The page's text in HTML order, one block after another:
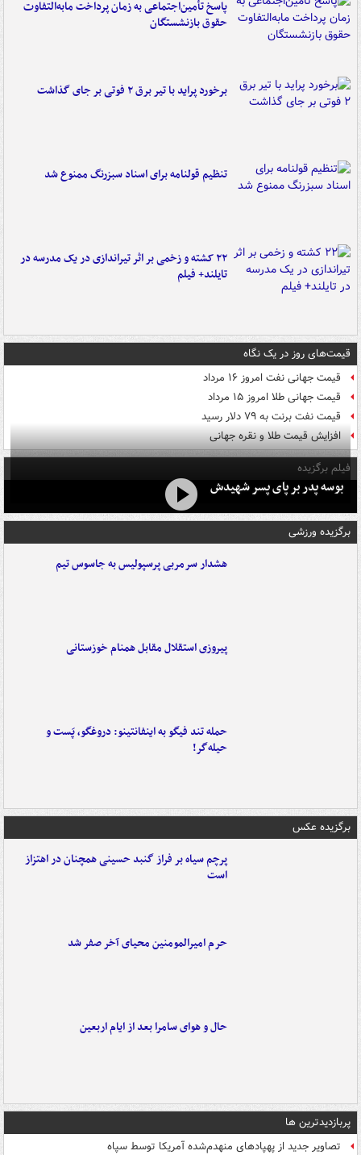
پاسخ تأمین‌اجتماعی به زمان پرداخت مابه‌التفاوت
حقوق بازنشستگان
برخورد پراید با تیر برق ۲ فوتی بر جای گذاشت
تنظیم قولنامه برای اسناد سبزرنگ ممنوع شد
۲۲ کشته و زخمی بر اثر تیراندازی در یک مدرسه در
تایلند+ فیلم
قیمت‌های روز در یک نگاه
قیمت جهانی نفت امروز ۱۶ مرداد
قیمت جهانی طلا امروز ۱۵ مرداد
قیمت نفت برنت به ۷۹ دلار رسید
افزایش قیمت طلا و نقره جهانی
فیلم برگزیده
بوسه‌ پدر بر پای پسر شهیدش
برگزیده ورزشی
هشدار سرمربی پرسپولیس به جاسوس تیم
پیروزی استقلال مقابل همنام خوزستانی
حمله تند فیگو به اینفانتینو: دروغگو، پَست‌ و
حیله‌گر!
برگزیده عکس
پرچم سیاه بر فراز گنبد حسینی همچنان در اهتزاز
است
حرم امیرالمومنین محیای آخر صفر شد
حال و هوای سامرا بعد از ایام اربعین
پربازدیدترین ها
تصاویر جدید از پهپادهای منهدم‌شده آمریکا توسط سپاه